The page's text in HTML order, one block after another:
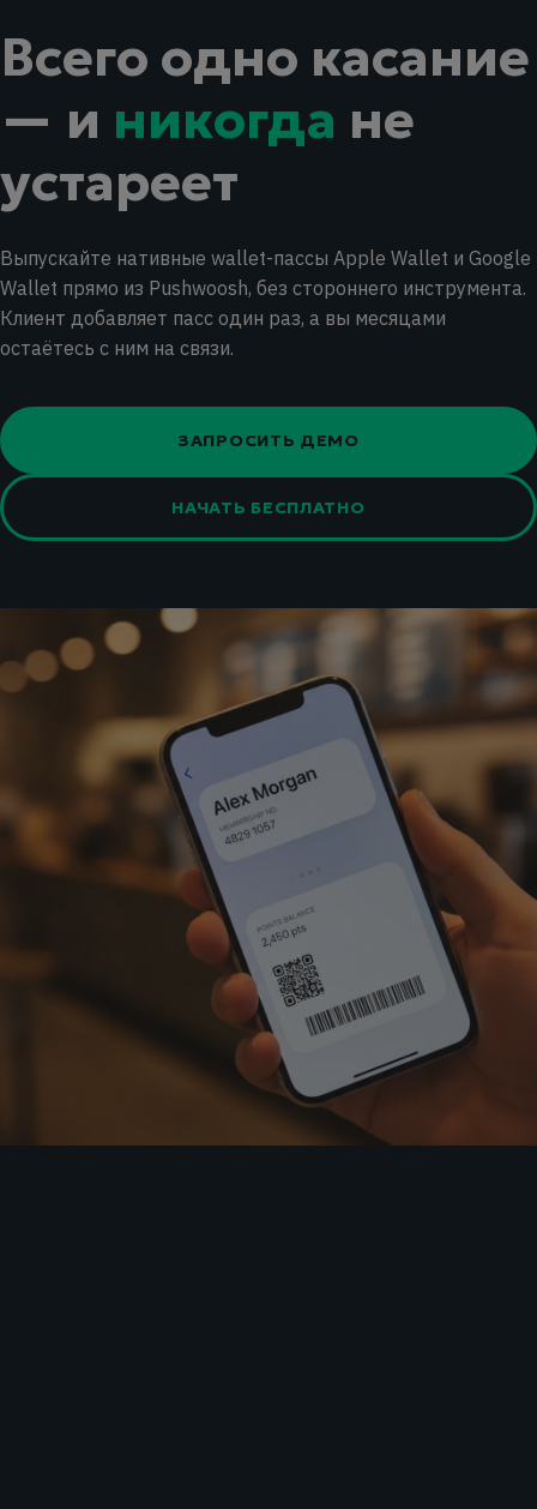
Всего одно касание
— и никогда не
устареет
Выпускайте нативные wallet-пассы Apple Wallet и Google
Wallet прямо из Pushwoosh, без стороннего инструмента.
Клиент добавляет пасс один раз, а вы месяцами
остаётесь с ним на связи.
ЗАПРОСИТЬ ДЕМО
НАЧАТЬ БЕСПЛАТНО